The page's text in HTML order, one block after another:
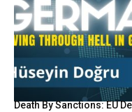
Death By Sanctions: EU